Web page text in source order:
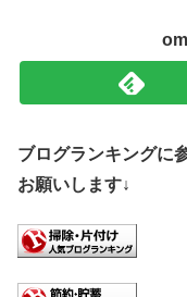
ブログランキングに
お願いします↓